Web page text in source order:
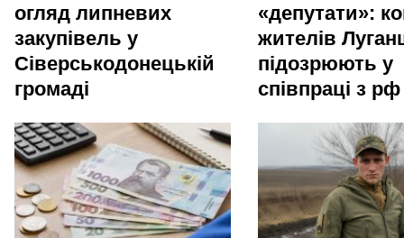
огляд липневих
закупівель у
Сіверськодонецькій
громаді
«депутати»:
жителів
підозрюють у
співпраці з рф